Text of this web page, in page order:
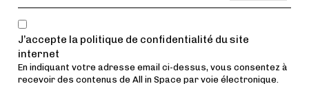
J’accepte la politique de confidentialité du site
internet
En indiquant votre adresse email ci-dessus, vous consentez à
recevoir des contenus de All in Space par voie électronique.